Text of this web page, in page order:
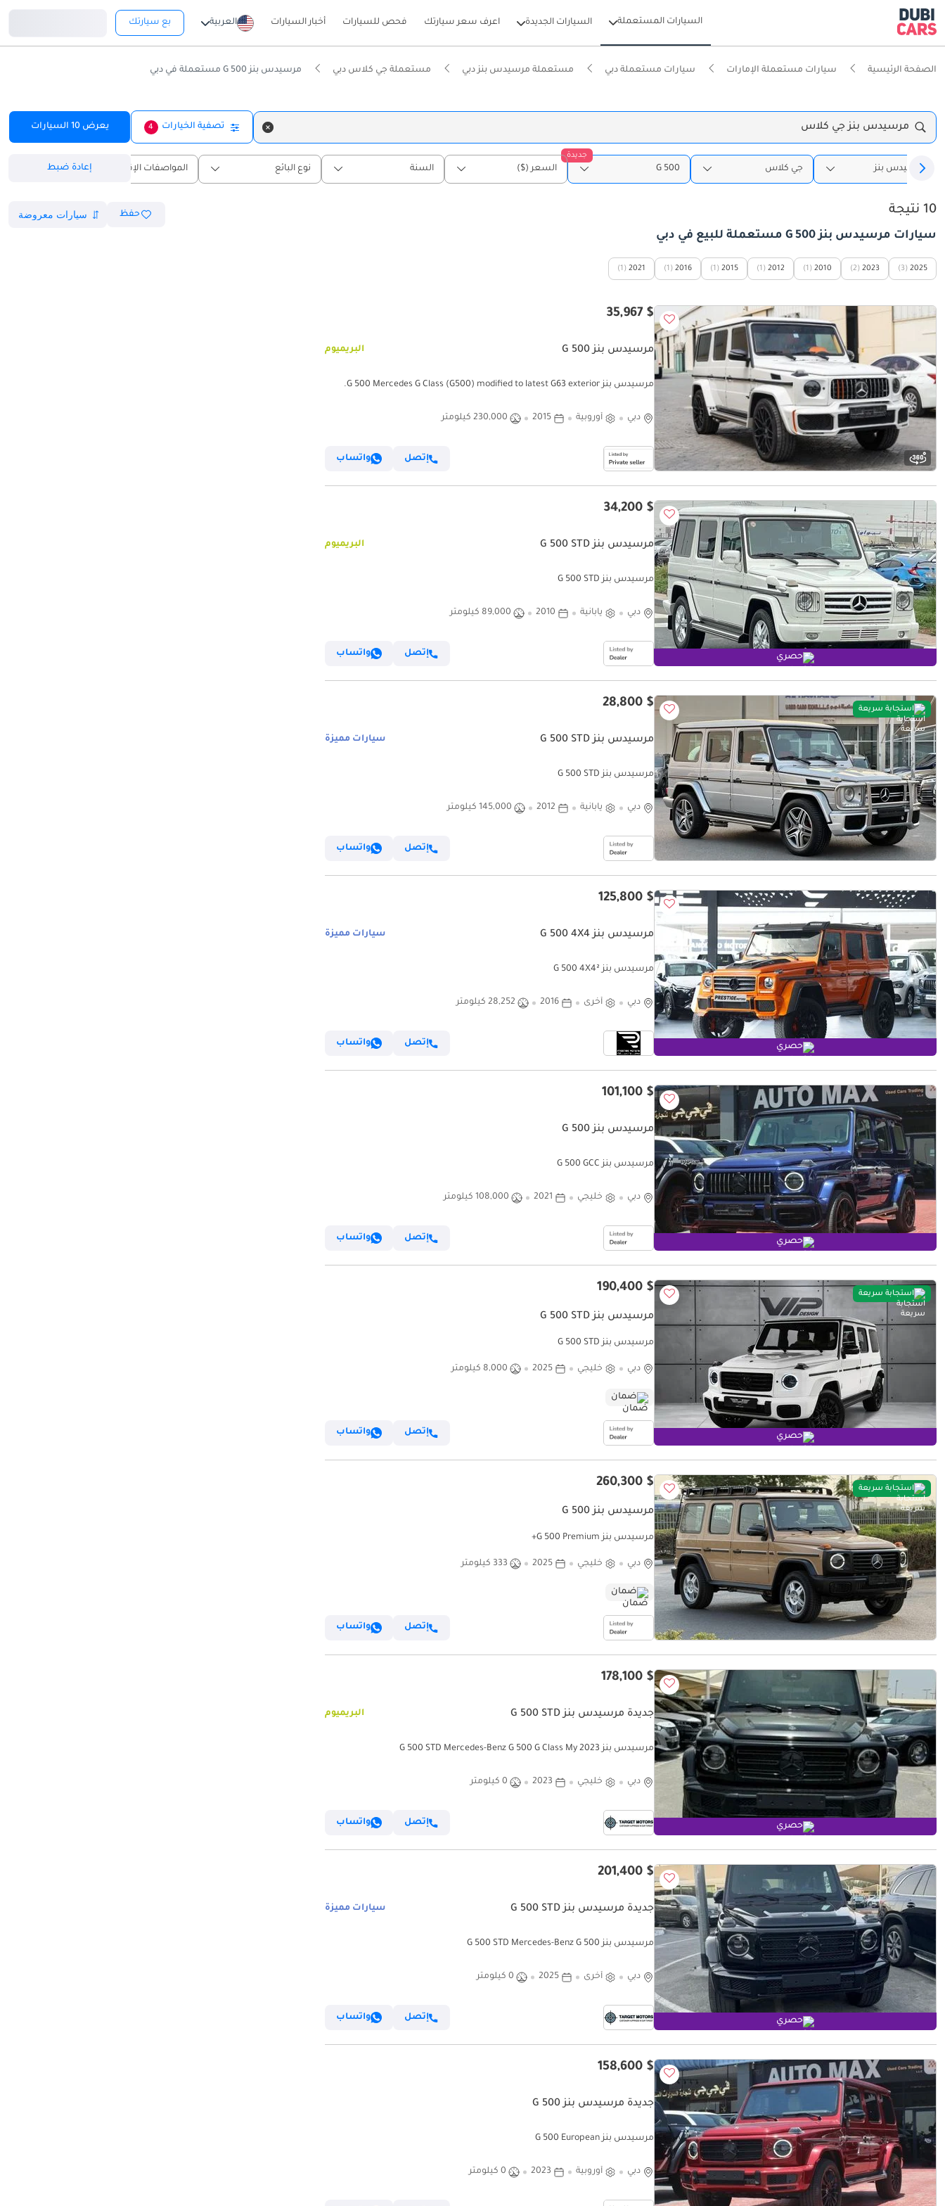
السيارات المستعملة السيارات الجديدة اعرف سعر سيارتك فحص للسيارات أخبار السيارات العربية بع سيارتك
الصفحة الرئيسية سيارات مستعملة الإمارات سيارات مستعملة دبي مستعملة مرسيدس بنز دبي مستعملة جي كلاس دبي مرسيدس بنز G 500 مستعملة في دبي
مرسيدس بنز جي كلاس تصفية الخيارات 4 يعرض10 السيارات
مرسيدس بنز جي كلاس
جديدة
G 500 السعر ($) السنة نوع البائع المواصفات الإقليمية إعادة ضبط
10 نتيجة حفظ
سيارات مرسيدس بنز G 500 مستعملة للبيع في دبي
2025
(3)
2023
(2)
2010
(1)
2012
(1)
2015
(1)
2016
(1)
2021
(1)
$ 35,967
مرسيدس بنز G 500 البريميوم
مرسيدس بنز G 500 Mercedes G Class (G500) modified to latest G63 exterior.
دبي أوروبية 2015 230,000 كيلومتر
إتصل واتساب
حصري
$ 34,200
مرسيدس بنز G 500 STD البريميوم
مرسيدس بنز G 500 STD
دبي يابانية 2010 89,000 كيلومتر
إتصل واتساب
استجابة سريعة $ 28,800
مرسيدس بنز G 500 STD سيارات مميزة
مرسيدس بنز G 500 STD
دبي يابانية 2012 145,000 كيلومتر
إتصل واتساب
حصري
$ 125,800
مرسيدس بنز G 500 4X4 سيارات مميزة
مرسيدس بنز G 500 4X4²
دبي أخرى 2016 28,252 كيلومتر
إتصل واتساب
حصري
$ 101,100
مرسيدس بنز G 500
مرسيدس بنز G 500 GCC
دبي خليجي 2021 108,000 كيلومتر
إتصل واتساب
استجابة سريعة
حصري
$ 190,400
مرسيدس بنز G 500 STD
مرسيدس بنز G 500 STD
دبي خليجي 2025 8,000 كيلومتر
ضمان
إتصل واتساب
استجابة سريعة $ 260,300
مرسيدس بنز G 500
مرسيدس بنز G 500 Premium+
دبي خليجي 2025 333 كيلومتر
ضمان
إتصل واتساب
حصري
$ 178,100
جديدة مرسيدس بنز G 500 STD البريميوم
مرسيدس بنز G 500 STD Mercedes-Benz G 500 G Class My 2023
دبي خليجي 2023 0 كيلومتر
إتصل واتساب
حصري
$ 201,400
جديدة مرسيدس بنز G 500 STD سيارات مميزة
مرسيدس بنز G 500 STD Mercedes-Benz G 500
دبي أخرى 2025 0 كيلومتر
إتصل واتساب
$ 158,600
جديدة مرسيدس بنز G 500
مرسيدس بنز G 500 European
دبي أوروبية 2023 0 كيلومتر